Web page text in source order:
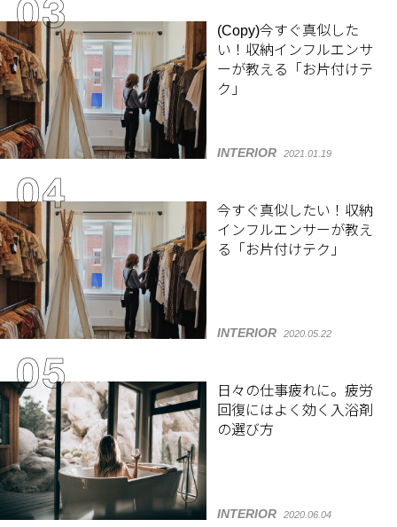
(Copy)今すぐ真似した
い！収納インフルエンサ
ーが教える「お片付けテ
ク」
INTERIOR 2021.01.19
今すぐ真似したい！収納
インフルエンサーが教え
る「お片付けテク」
INTERIOR 2020.05.22
日々の仕事疲れに。疲労
回復にはよく効く入浴剤
の選び方
INTERIOR 2020.06.04